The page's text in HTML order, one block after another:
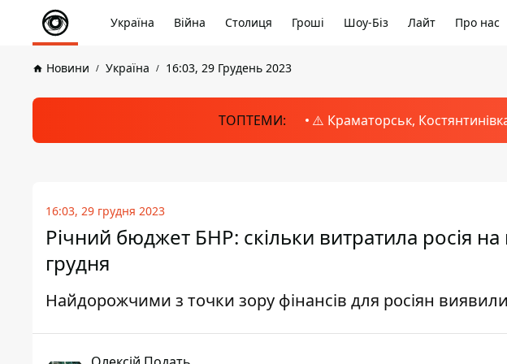
Україна Війна Столиця Гроші Шоу-Біз Лайт Про нас
Новини Україна 16:03, 29 Грудень 2023
ТОПТЕМИ: ⚠️ Краматорськ,
16:03, 29 грудня 2023
Річний бюджет БНР: скільки витратила росія
грудня
Найдорожчими з точки зору фінансів для росіян